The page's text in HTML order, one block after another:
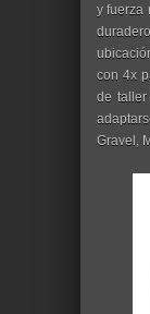
y fuerza
con 4x
de
Gravel,